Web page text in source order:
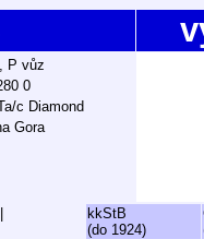
P vůz
0
c Diamond
Gora
kkStB
(do 1924)